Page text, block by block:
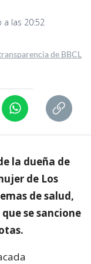
las 20:52
de BBCL
la dueña de
de Los
de salud,
se sancione